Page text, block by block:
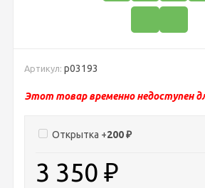
Артикул: р03193
Этот товар временно недоступен
Открытка +200₽
3 350 ₽